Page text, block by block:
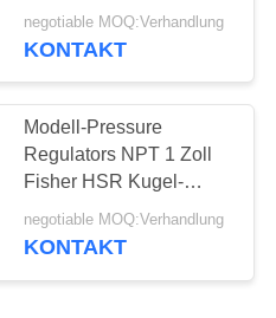
Regulators CS800
negotiable MOQ:Verhandlung
KONTAKT
Modell-Pressure
Regulators NPT 1 Zoll
Fisher HSR Kugel-
Körper-
druckreduzierender
negotiable MOQ:Verhandlung
KONTAKT